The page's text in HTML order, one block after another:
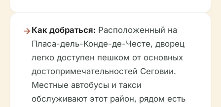
Как добраться: Расположенный на
Пласа-дель-Конде-де-Честе, дворец
легко доступен пешком от основных
достопримечательностей Сеговии.
Местные автобусы и такси
обслуживают этот район, рядом есть